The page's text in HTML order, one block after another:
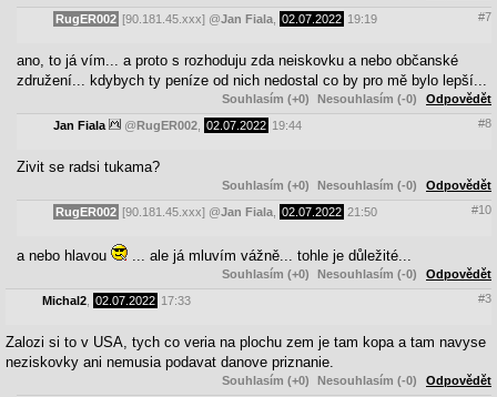
RugER002 [90.181.45.xxx] @Jan Fiala 02.07.2022 19:19 #7
ano, to já vím... a proto s rozhoduju zda neiskovku a nebo občanské
združení... kdybych ty peníze od nich nedostal co by pro mě bylo lepší...
Souhlasím (+0) Nesouhlasím (-0) Odpovědět
Jan Fiala @RugER002 02.07.2022 19:44 #8
Zivit se radsi tukama?
Souhlasím (+0) Nesouhlasím (-0) Odpovědět
RugER002 [90.181.45.xxx] @Jan Fiala 02.07.2022 21:50 #10
a nebo hlavou ... ale já mluvím vážně... tohle je důležité...
Souhlasím (+0) Nesouhlasím (-0) Odpovědět
Michal2 02.07.2022 17:33 #3
Zalozi si to v USA, tych co veria na plochu zem je tam kopa a tam navyse
neziskovky ani nemusia podavat danove priznanie.
Souhlasím (+0) Nesouhlasím (-0) Odpovědět